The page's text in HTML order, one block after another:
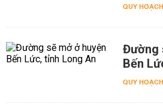
QUY HOẠCH
Đường
Bến
QUY HOẠCH